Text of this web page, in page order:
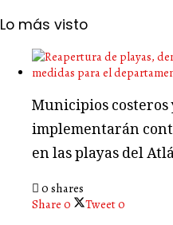
Lo más visto
Municipios costeros
implementarán
en las playas del
0 shares
Share 0 Tweet0